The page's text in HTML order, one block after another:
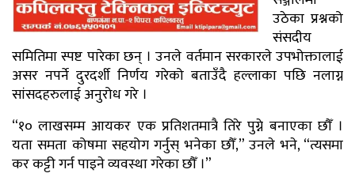
उठेका प्रश्नको
संसदीय
समितिमा स्पष्ट पारेका छन् । उनले वर्तमान सरकारले उपभोक्तालाई
असर नपर्ने दुरदर्शी निर्णय गरेको बताउँदै हल्लाका पछि नलाग्न
सांसदहरुलाई अनुरोध गरे ।
“१० लाखसम्म आयकर एक प्रतिशतमात्रै तिरे पुग्ने बनाएका छौँ ।
यता समता कोषमा सहयोग गर्नुस् भनेका छौँ,” उनले भने, “त्यसमा
कर कट्टी गर्न पाइने व्यवस्था गरेका छौँ ।”